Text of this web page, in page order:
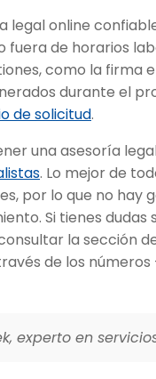
legal online
de horarios
como la firma
durante el
de solicitud.
una asesoría
. Lo mejor de
por lo que no hay
Si tienes dudas
la sección
de los números
experto en